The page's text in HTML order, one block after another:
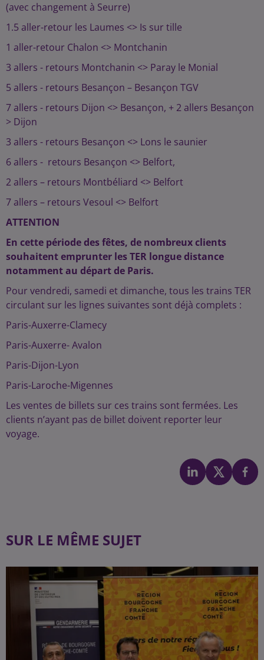
(avec changement à Seurre)
1.5 aller-retour les Laumes <> Is sur tille
1 aller-retour Chalon <> Montchanin
3 allers - retours Montchanin <> Paray le Monial
5 allers - retours Besançon – Besançon TGV
7 allers - retours Dijon <> Besançon, + 2 allers Besançon
> Dijon
3 allers - retours Besançon <> Lons le saunier
6 allers - retours Besançon <> Belfort,
2 allers – retours Montbéliard <> Belfort
7 allers – retours Vesoul <> Belfort
ATTENTION
En cette période des fêtes, de nombreux clients
souhaitent emprunter les TER longue distance
notamment au départ de Paris.
Pour vendredi, samedi et dimanche, tous les trains TER
circulant sur les lignes suivantes sont déjà complets :
Paris-Auxerre-Clamecy
Paris-Auxerre- Avalon
Paris-Dijon-Lyon
Paris-Laroche-Migennes
Les ventes de billets sur ces trains sont fermées. Les
clients n’ayant pas de billet doivent reporter leur
voyage.
SUR LE MÊME SUJET